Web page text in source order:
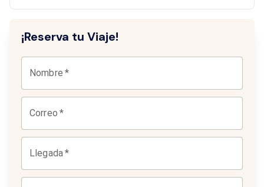
¡Reserva tu Viaje!
Nombre *
Correo *
Llegada*